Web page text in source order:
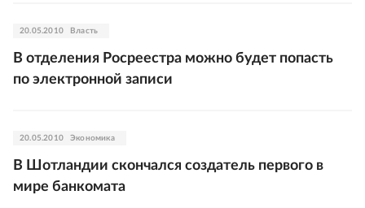
20.05.2010 Власть
В отделения Росреестра можно будет попасть
по электронной записи
20.05.2010 Экономика
В Шотландии скончался создатель первого в
мире банкомата